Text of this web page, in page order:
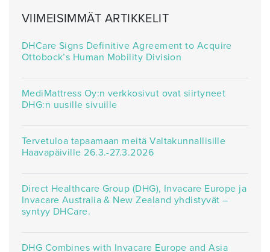
VIIMEISIMMÄT ARTIKKELIT
DHCare Signs Definitive Agreement to Acquire
Ottobock’s Human Mobility Division
MediMattress Oy:n verkkosivut ovat siirtyneet
DHG:n uusille sivuille
Tervetuloa tapaamaan meitä Valtakunnallisille
Haavapäiville 26.3.-27.3.2026
Direct Healthcare Group (DHG), Invacare Europe ja
Invacare Australia & New Zealand yhdistyvät –
syntyy DHCare.
DHG Combines with Invacare Europe and Asia